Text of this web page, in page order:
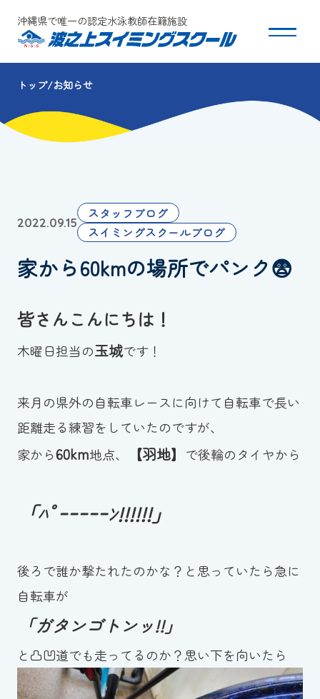
沖縄県で唯一の認定水泳教師在籍施設
スクールについて
コース・クラス紹介
団体会員募集
保護者の方へ
採用情報
お知らせ
波スイタイムズ
お問い合わせ
Tel.098-863-7264
スイミングスクールの
体験申し込みはこちら!
トップ お知らせ
2022.09.15
スタッフブログ
スイミングスクールブログ
家から60kmの場所でパンク😨
皆さんこんにちは！
木曜日担当の玉城です！
来月の県外の自転車レースに向けて自転車で長い
距離走る練習をしていたのですが、
家から60km地点、 【羽地】 で後輪のタイヤから
「ﾊﾟｰｰｰｰｰﾝ!!!!!!」
後ろで誰か撃たれたのかな？と思っていたら急に
自転車が
「ガタンゴトンッ!!」
と凸凹道でも走ってるのか？思い下を向いたら